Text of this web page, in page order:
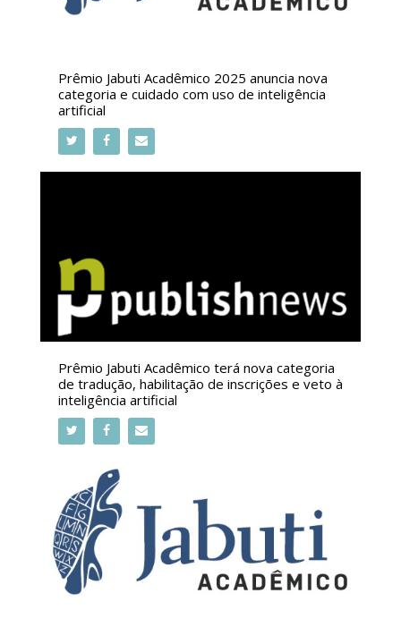
Prêmio Jabuti Acadêmico 2025 anuncia nova
categoria e cuidado com uso de inteligência
artificial
Prêmio Jabuti Acadêmico terá nova categoria
de tradução, habilitação de inscrições e veto à
inteligência artificial